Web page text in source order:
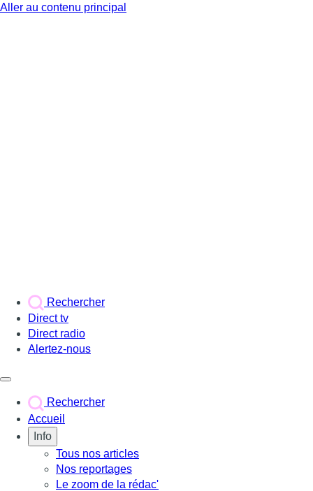
Aller au contenu principal
Rechercher
Direct tv
Direct radio
Alertez-nous
Rechercher
Accueil
Info
Tous nos articles
Nos reportages
Le zoom de la rédac'